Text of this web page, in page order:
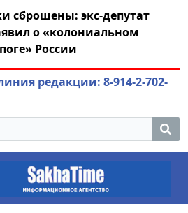
сброшены: экс-депутат
о «колониальном
России
редакции: 8-914-2-702-